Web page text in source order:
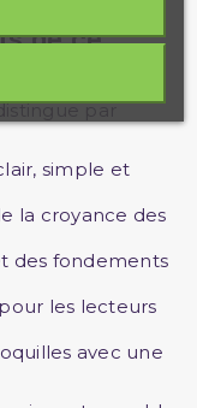
de ce
par
simple et
la croyance des
des fondements
les lecteurs
avec une